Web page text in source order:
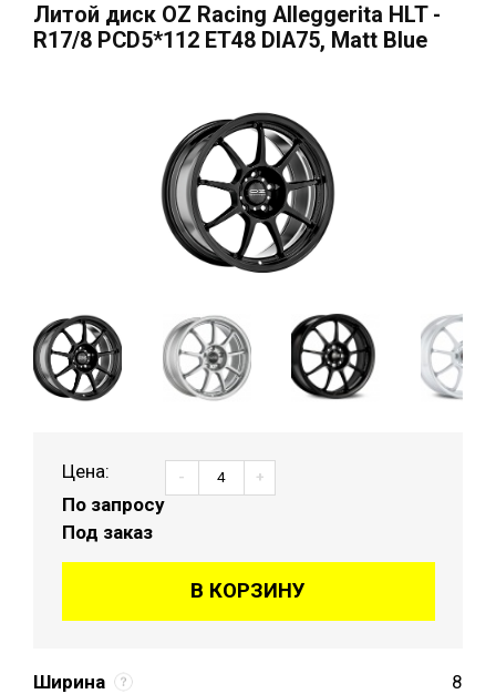
Литой диск OZ Racing Alleggerita HLT -
R17/8 PCD5*112 ET48 DIA75, Matt Blue
Ширина 8
Цена:
По запросу
Под заказ
- +
В КОРЗИНУ